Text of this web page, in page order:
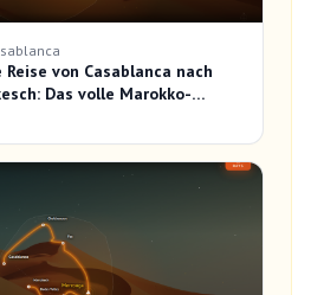
von Casablanca nach
Das volle Marokko-